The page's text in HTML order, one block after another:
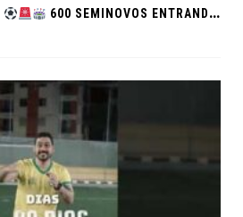
600 SEMINOVOS ENTRANDO EM CAMPO NO FEIRÃO DE VERDADE!